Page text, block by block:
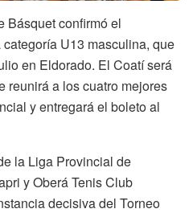
Básquet confirmó el
U13 masculina, que
en Eldorado. El Coatí será
reunirá a los cuatro mejores
y entregará el boleto al
la Liga Provincial de
y Oberá Tenis Club
decisiva del Torneo